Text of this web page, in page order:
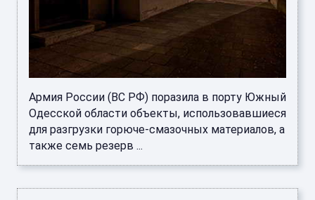
Армия России (ВС РФ) поразила в порту Южный
Одесской области объекты, использовавшиеся
для разгрузки горюче-смазочных материалов, а
также семь резерв ...